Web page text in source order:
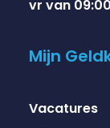
vr van
Mijn
Vacatures